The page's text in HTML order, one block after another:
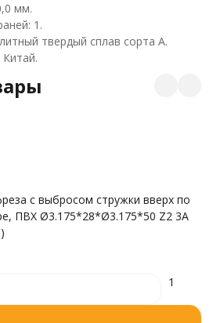
мм.
1.
твердый сплав сорта А.
с выбросом стружки вверх по
ПВХ Ø3.175*28*Ø3.175*50 Z2 3A
1